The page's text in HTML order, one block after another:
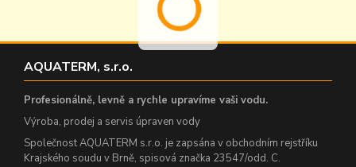
AQUATERM, s.r.o.
Profesionálně, levně a rychle upravíme vaši vodu.
Výroba, prodej a servis úpraven vody
Společnost AQUATERM s.r.o. je zapsána v obchodním rejstříku
Krajského soudu v Brně, spisová značka 23547/odd. C.